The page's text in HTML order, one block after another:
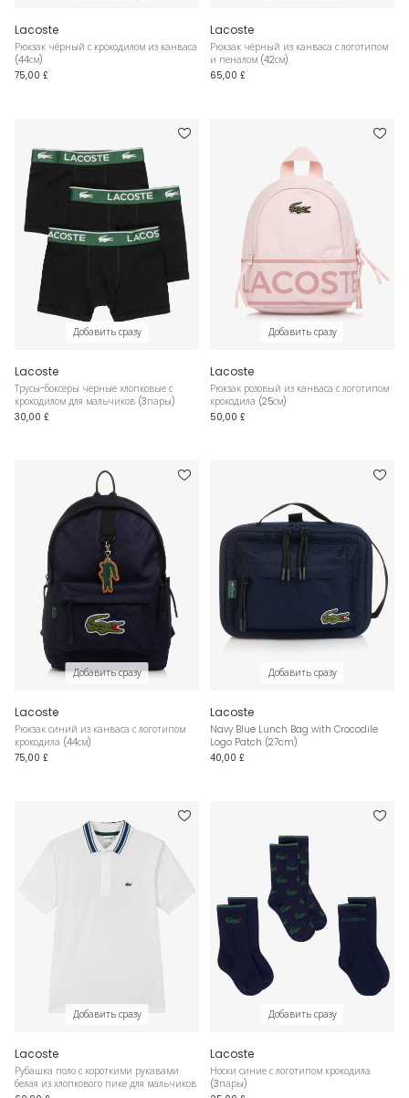
Lacoste
Рюкзак чёрный с крокодилом из канваса
(44см)
75,00 £
Lacoste
Рюкзак чёрный из канваса с логотипом
и пеналом (42см)
65,00 £
Добавить сразу
Lacoste
Трусы-боксеры черные хлопковые с
крокодилом для мальчиков (3пары)
30,00 £
Добавить сразу
Lacoste
Рюкзак розовый из канваса с логотипом
крокодила (25см)
50,00 £
Добавить сразу
Lacoste
Рюкзак синий из канваса с логотипом
крокодила (44см)
75,00 £
Добавить сразу
Lacoste
Navy Blue Lunch Bag with Crocodile
Logo Patch (27cm)
40,00 £
Добавить сразу
Lacoste
Рубашка поло с короткими рукавами
белая из хлопкового пике для мальчиков
Добавить сразу
Lacoste
Носки синие с логотипом крокодила
(3пары)